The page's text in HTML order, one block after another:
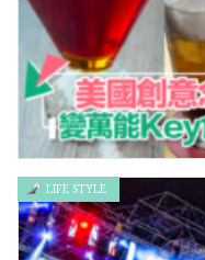
美國人創意京都念慈菴
LIFE STYLE